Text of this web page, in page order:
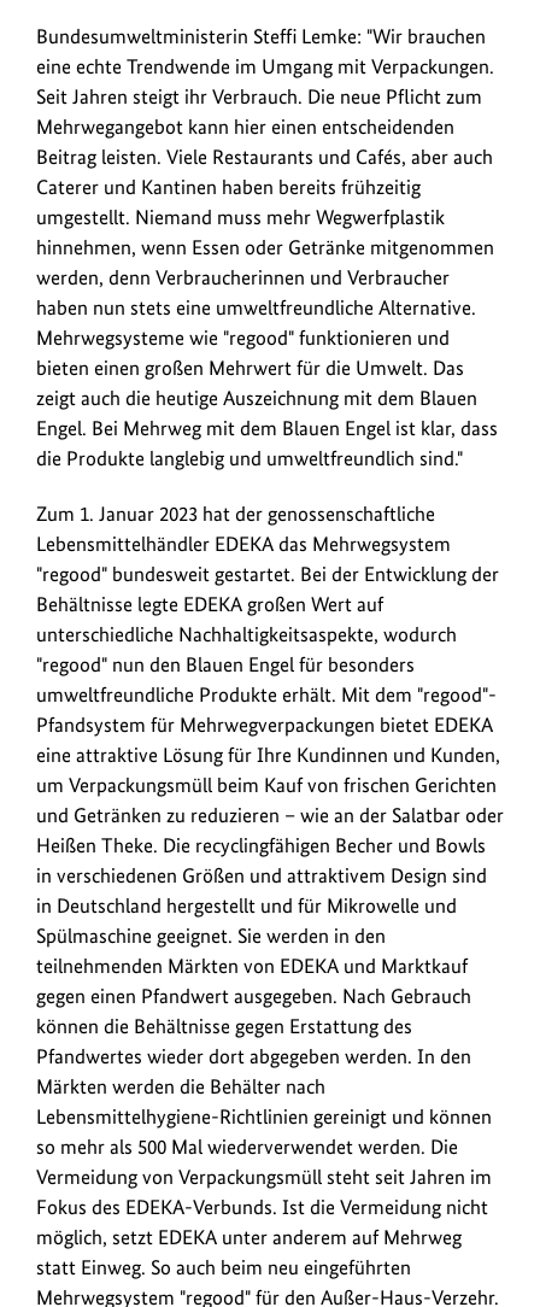
umweltfreundlichen
Becher
und
Bowls
können
überall
eingesetzt
werden.
Bundesumweltministerin Steffi Lemke: "Wir brauchen
eine echte Trendwende im Umgang mit Verpackungen.
Seit Jahren steigt ihr Verbrauch. Die neue Pflicht zum
Mehrwegangebot kann hier einen entscheidenden
Beitrag leisten. Viele Restaurants und Cafés, aber auch
Caterer und Kantinen haben bereits frühzeitig
umgestellt. Niemand muss mehr Wegwerfplastik
hinnehmen, wenn Essen oder Getränke mitgenommen
werden, denn Verbraucherinnen und Verbraucher
haben nun stets eine umweltfreundliche Alternative.
Mehrwegsysteme wie "regood" funktionieren und
bieten einen großen Mehrwert für die Umwelt. Das
zeigt auch die heutige Auszeichnung mit dem Blauen
Engel. Bei Mehrweg mit dem Blauen Engel ist klar, dass
die Produkte langlebig und umweltfreundlich sind."
Zum 1. Januar 2023 hat der genossenschaftliche
Lebensmittelhändler EDEKA das Mehrwegsystem
"regood" bundesweit gestartet. Bei der Entwicklung der
Behältnisse legte EDEKA großen Wert auf
unterschiedliche Nachhaltigkeitsaspekte, wodurch
"regood" nun den Blauen Engel für besonders
umweltfreundliche Produkte erhält. Mit dem "regood"-
Pfandsystem für Mehrwegverpackungen bietet EDEKA
eine attraktive Lösung für Ihre Kundinnen und Kunden,
um Verpackungsmüll beim Kauf von frischen Gerichten
und Getränken zu reduzieren – wie an der Salatbar oder
Heißen Theke. Die recyclingfähigen Becher und Bowls
in verschiedenen Größen und attraktivem Design sind
in Deutschland hergestellt und für Mikrowelle und
Spülmaschine geeignet. Sie werden in den
teilnehmenden Märkten von EDEKA und Marktkauf
gegen einen Pfandwert ausgegeben. Nach Gebrauch
können die Behältnisse gegen Erstattung des
Pfandwertes wieder dort abgegeben werden. In den
Märkten werden die Behälter nach
Lebensmittelhygiene-Richtlinien gereinigt und können
so mehr als 500 Mal wiederverwendet werden. Die
Vermeidung von Verpackungsmüll steht seit Jahren im
Fokus des EDEKA-Verbunds. Ist die Vermeidung nicht
möglich, setzt EDEKA unter anderem auf Mehrweg
statt Einweg. So auch beim neu eingeführten
Mehrwegsystem "regood" für den Außer-Haus-Verzehr.